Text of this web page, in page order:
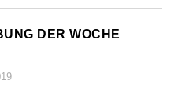
DER WOCHE (